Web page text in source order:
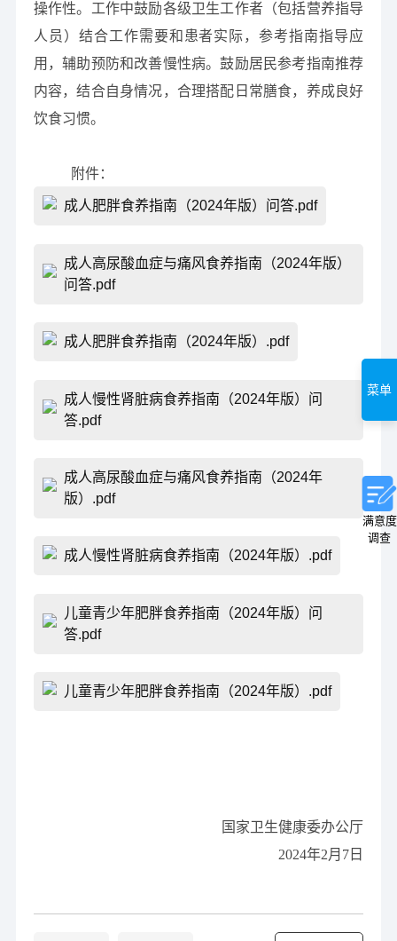
菜单
操作性。工作中鼓励各级卫生工作者（包括营养指导
人员）结合工作需要和患者实际，参考指南指导应
用，辅助预防和改善慢性病。鼓励居民参考指南推荐
内容，结合自身情况，合理搭配日常膳食，养成良好
饮食习惯。
附件：
成人肥胖食养指南（2024年版）问答.pdf
成人高尿酸血症与痛风食养指南（2024年版）
问答.pdf
成人肥胖食养指南（2024年版）.pdf
成人慢性肾脏病食养指南（2024年版）问
答.pdf
成人高尿酸血症与痛风食养指南（2024年
版）.pdf
成人慢性肾脏病食养指南（2024年版）.pdf
儿童青少年肥胖食养指南（2024年版）问
答.pdf
儿童青少年肥胖食养指南（2024年版）.pdf
国家卫生健康委办公厅
2024年2月7日
满意度
调查